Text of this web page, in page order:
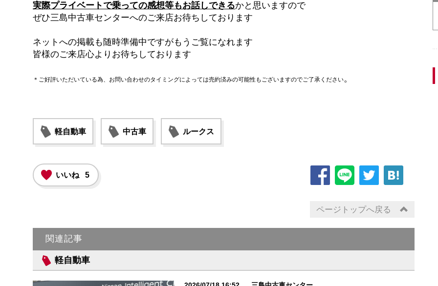
実際プライベートで乗っての感想等もお話しできるかと思いますので
ぜひ三島中古車センターへのご来店お待ちしております
ネットへの掲載も随時準備中ですがもうご覧になれます
皆様のご来店心よりお待ちしております
＊ご好評いただいている為、お問い合わせのタイミングによっては売約済みの可能性もございますのでご了承ください。
軽自動車 中古車 ルークス
いいね 5
ページトップへ戻る
関連記事
軽自動車